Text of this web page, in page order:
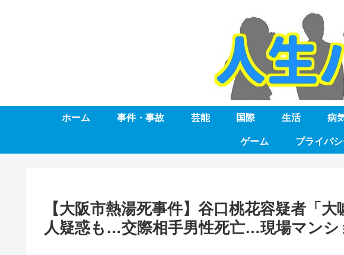
ホーム 事件・事故 芸能 国際 生活 病
ゲーム プライバ
【大阪市熱湯死事件】谷口桃花容疑者「
人疑惑も…交際相手男性死亡…現場マンシ